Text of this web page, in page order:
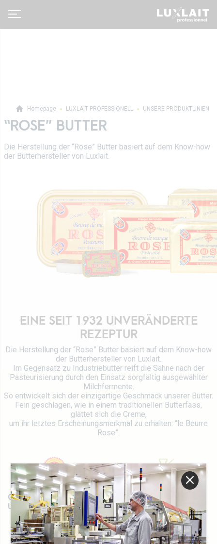
Pro Produkte
Vertrieb
Über uns
Geschichte
Werte
Direktion
Stellenangebot
Rezepte
Homepage LUXLAIT PROFESSIONELL UNSERE PRODUKTLINIEN
“ROSE” BUTTER
Die Herstellung der “Rose” Butter basiert auf dem Know-how
der Butterhersteller von Luxlait.
EINE SEIT 1932 UNVERÄNDERTE
REZEPTUR
Die Herstellung der “Rose” Butter basiert auf dem Know-how
der Butterhersteller von Luxlait.
Im Gegensatz zu Industriebutter reift die Sahne nach der
Pasteurisierung durch den Einsatz sorgfältig ausgewählter
Milchfermente.
So entwickelt sich der einzigartige Geschmack unserer Butter.
Fein geschlagen, wie in einem traditionellen Butterfass,
glättet sich die Creme,
um ihr letztes Erscheinungsmerkmal zu erhalten: “le Beurre
Rose”.
Geschützte
Ursprungsbezeichnung
Ohne
Konservierungsstoffe